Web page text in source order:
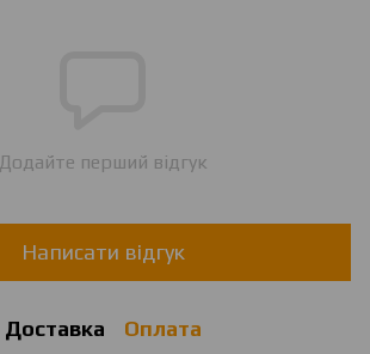
Додайте перший відгук
Написати відгук
Доставка Оплата